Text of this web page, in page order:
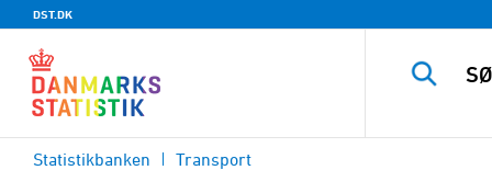
DST.DK
Statistikbanken Transport